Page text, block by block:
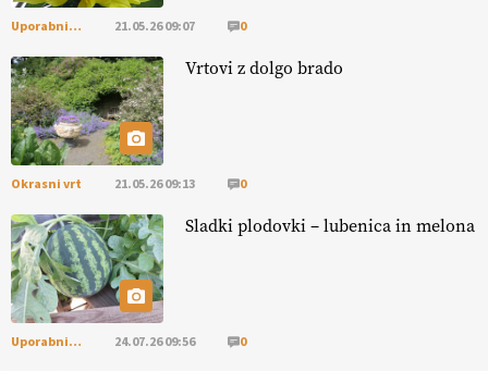
EKOloško = logično: ekološka kmetija PR'
RAKARI
Uporabni vrt 21.05.26 09:07 0
Vrtovi z dolgo brado
Okrasni vrt 21.05.26 09:13 0
Sladki plodovki – lubenica in melona
Uporabni vrt 24.07.26 09:56 0